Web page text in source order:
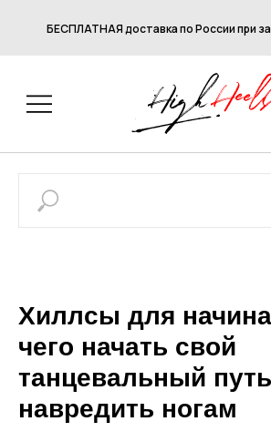
БЕСПЛАТНАЯ доставка по России при
Хиллсы для
чего начать свой
танцевальный
навредить ногам